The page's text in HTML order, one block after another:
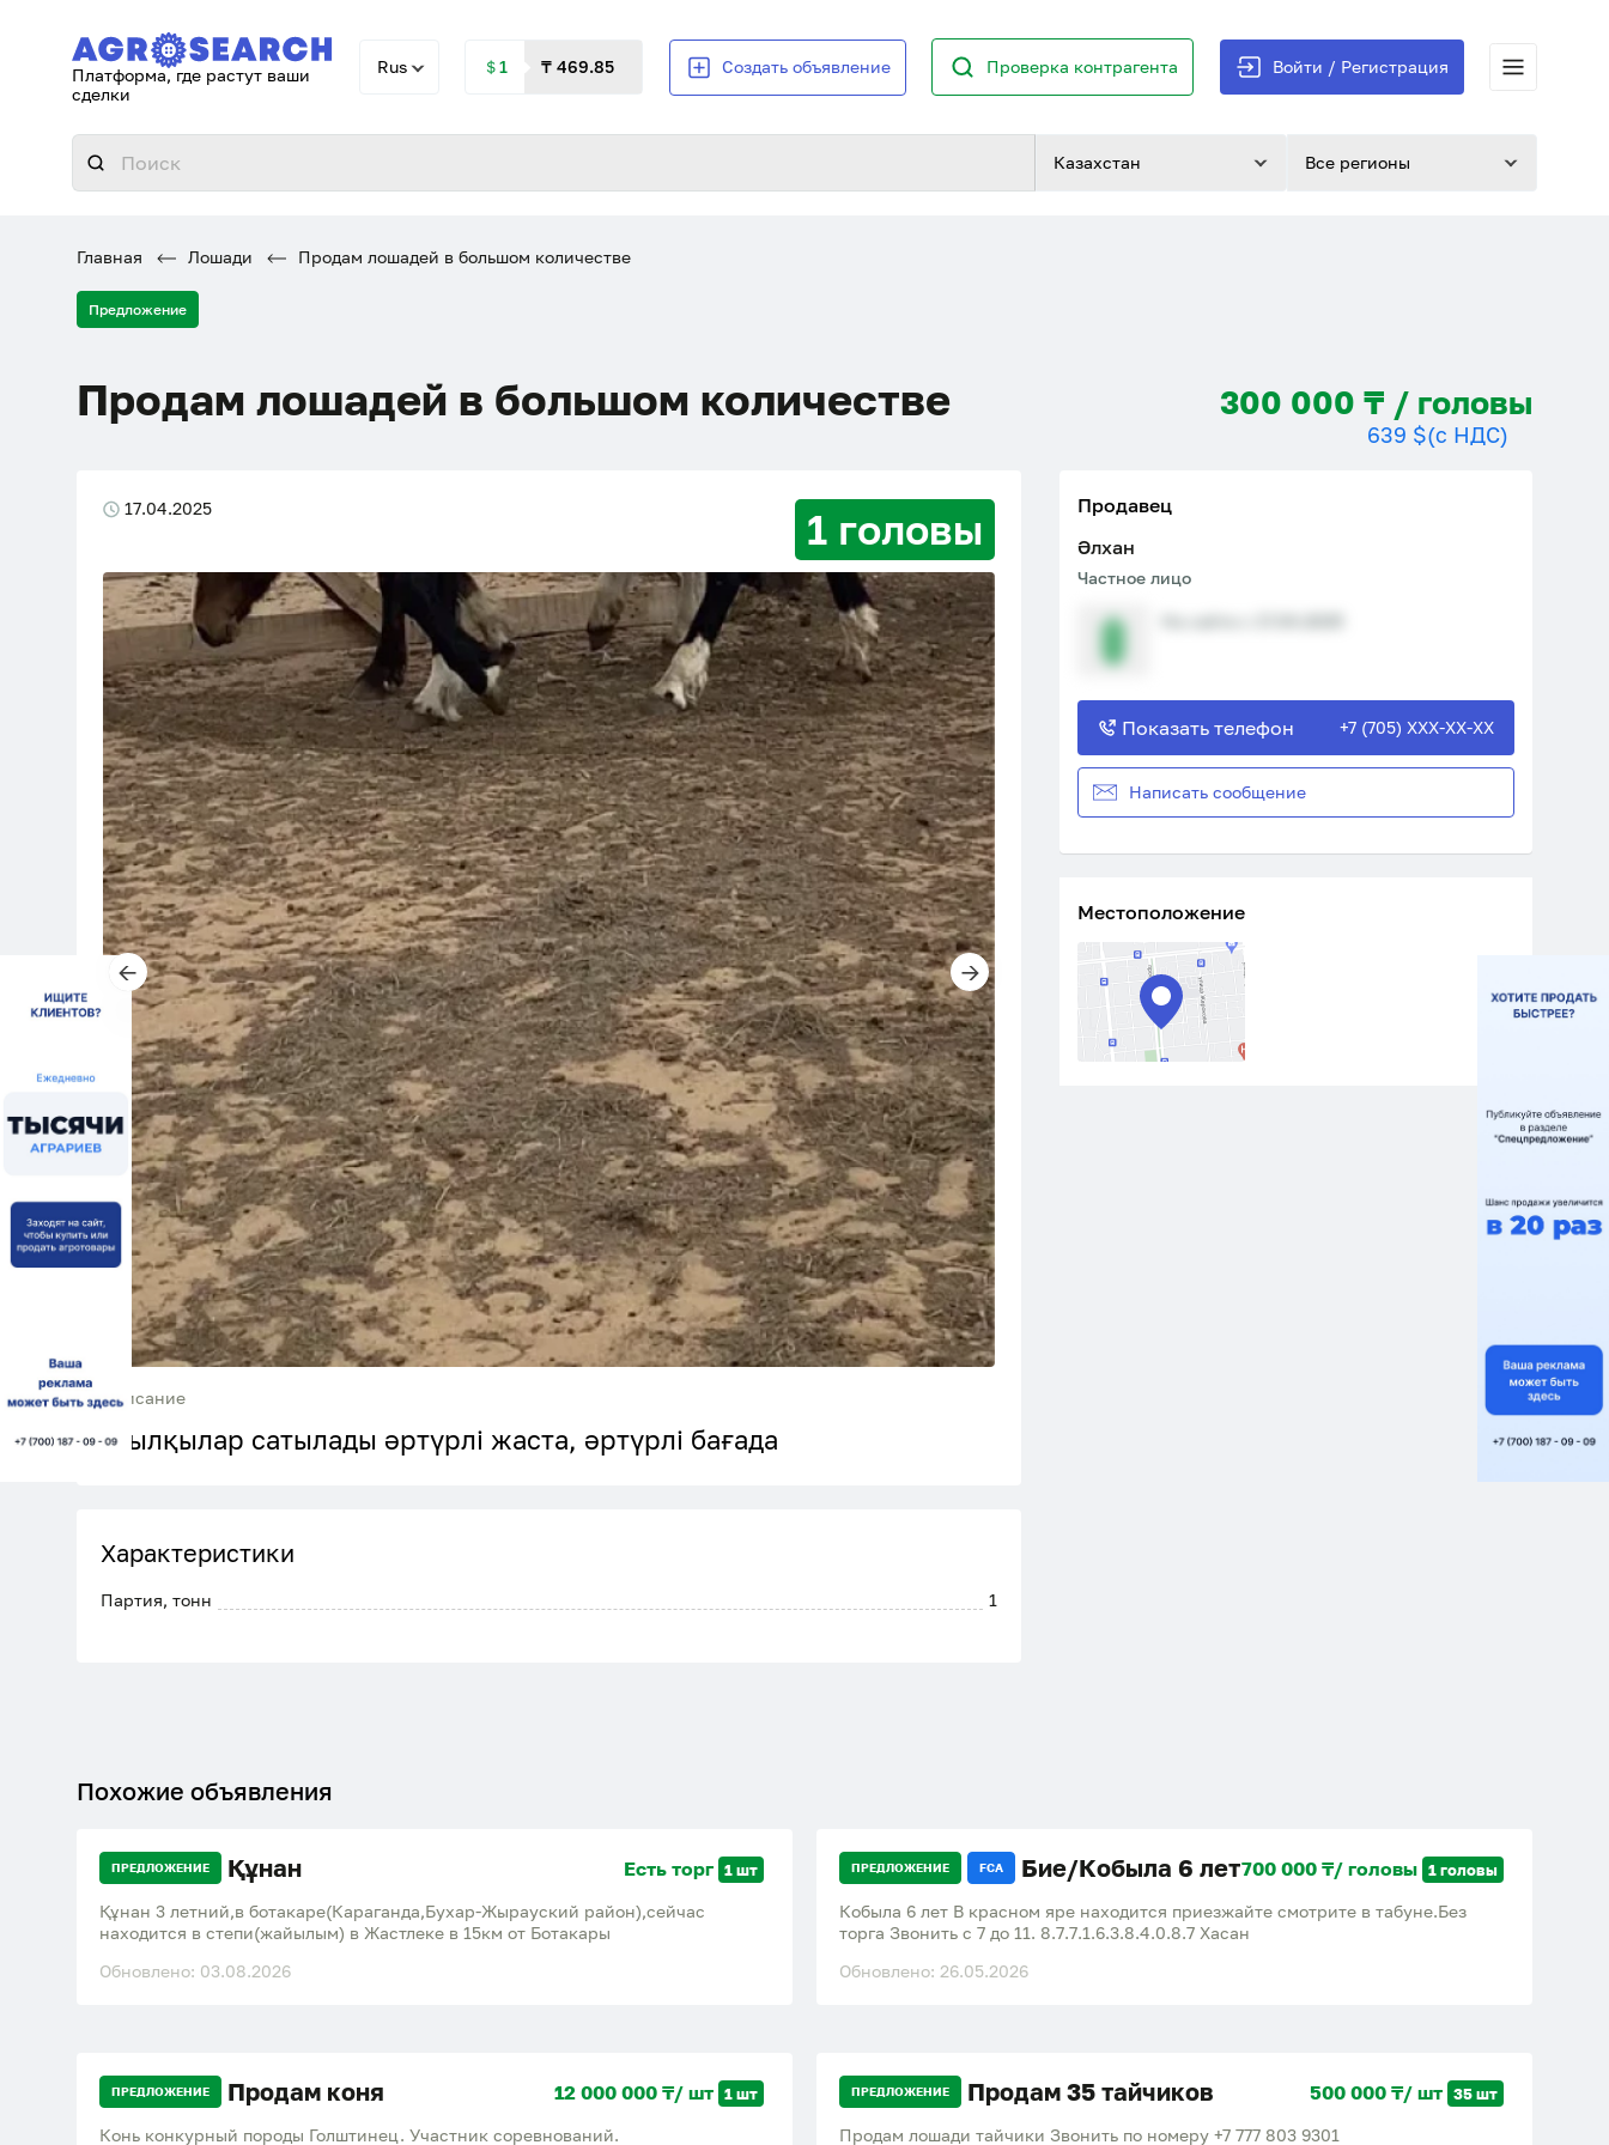
Платформа, где растут ваши
сделки
Rus ＄1 ₸ 469.85 Создать объявление Проверка контрагента Войти / Регистрация
Казахстан Все регионы
Главная Лошади Продам лошадей в большом количестве
Предложение
Продам лошадей в большом количестве 300 000 ₸ / головы
639 $(с НДС)
17.04.2025 1 головы
Описание
Жылқылар сатылады әртүрлі жаста, әртүрлі бағада
Характеристики
Партия, тонн 1
Продавец
Әлxан
Частное лицо
Показать телефон +7 (705) XXX-XX-XX
Написать сообщение
Местоположение
Похожие объявления
ПРЕДЛОЖЕНИЕ Құнан Есть торг 1 шт
Құнан 3 летний,в ботакаре(Караганда,Бухар-Жырауский район),сейчас
находится в степи(жайылым) в Жастлеке в 15км от Ботакары
Обновлено: 03.08.2026
ПРЕДЛОЖЕНИЕ FCA Бие/Кобыла 6 лет 700 000 ₸/ головы 1 головы
Кобыла 6 лет В красном яре находится приезжайте смотрите в табуне.Без
торга Звонить с 7 до 11. 8.7.7.1.6.3.8.4.0.8.7 Хасан
Обновлено: 26.05.2026
ПРЕДЛОЖЕНИЕ Продам коня 12 000 000 ₸/ шт 1 шт
Конь конкурный породы Голштинец. Участник соревнований.
ПРЕДЛОЖЕНИЕ Продам 35 тайчиков 500 000 ₸/ шт 35 шт